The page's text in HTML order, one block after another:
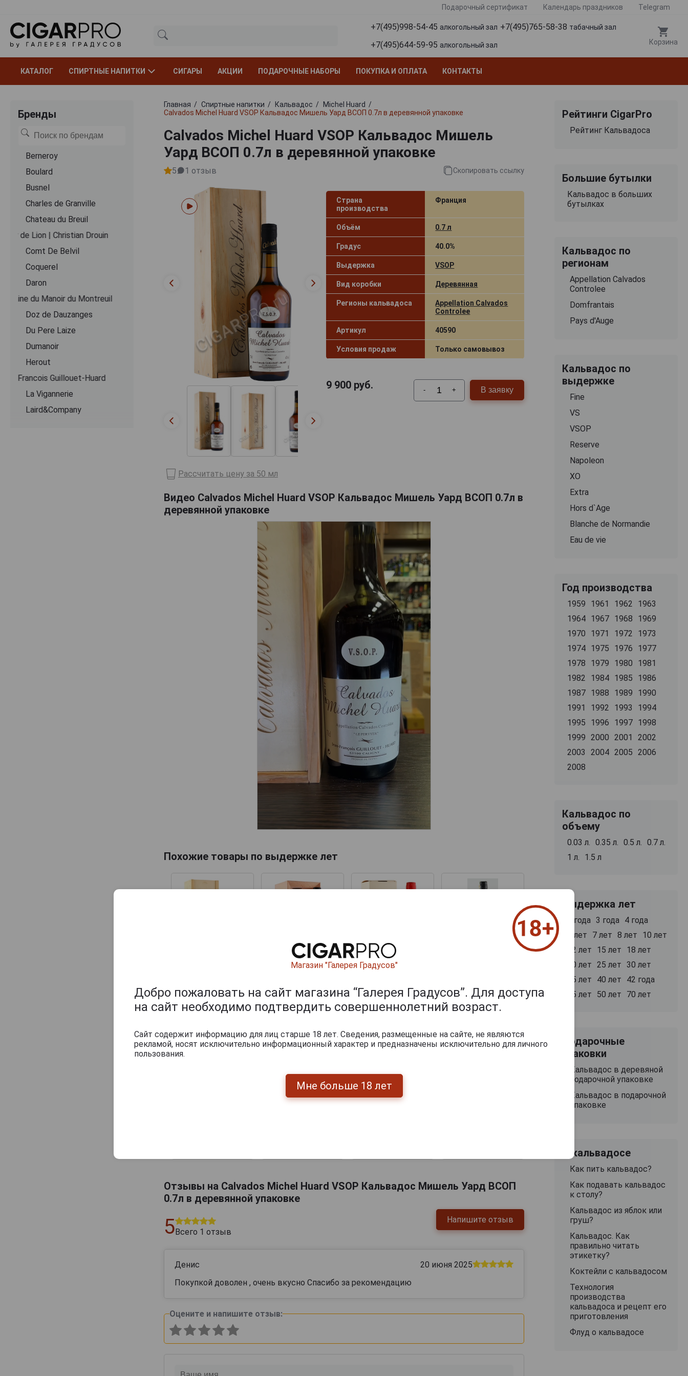
Подарочный сертификат Календарь праздников Telegram
+7(495)998-54-45 алкогольный зал +7(495)765-58-38 табачный зал
+7(495)644-59-95 алкогольный зал Корзина
КАТАЛОГ СПИРТНЫЕ НАПИТКИ СИГАРЫ АКЦИИ ПОДАРОЧНЫЕ НАБОРЫ ПОКУПКА И ОПЛАТА КОНТАКТЫ
Бренды
Berneroy
Boulard
Busnel
Charles de Granville
Chateau du Breuil
Coeur de Lion | Christian Drouin
Comt De Belvil
Coquerel
Daron
Domaine du Manoir du Montreuil
Doz de Dauzanges
Du Pere Laize
Dumanoir
Herout
Jean-Francois Guillouet-Huard
La Vigannerie
Laird&Company
Главная Спиртные напитки Кальвадос
Michel Huard
Calvados Michel Huard VSOP Кальвадос Мишель Уард ВСОП 0.7л в деревянной упаковке
Calvados Michel Huard VSOP Кальвадос Мишель
Уард ВСОП 0.7л в деревянной упаковке
5 1 отзыв Скопировать ссылку
Страна
производства
Франция
Объём 0.7 л
Градус 40.0%
Выдержка VSOP
Вид коробки Деревянная
Регионы кальвадоса
Appellation Calvados
Controlee
Артикул 40590
Условия продаж Только самовывоз
9 900руб. - + В заявку
Рассчитать цену за 50 мл
Видео Calvados Michel Huard VSOP Кальвадос Мишель Уард ВСОП 0.7л в
деревянной упаковке
Похожие товары по выдержке лет
11 748 руб. 48 887 руб.
11 748 руб.
Отзывы на Calvados Michel Huard VSOP Кальвадос Мишель Уард ВСОП
0.7л в деревянной упаковке
5Всего 1 отзыв
Напишите отзыв
Денис
20 июня 2025
Покупкой доволен , очень вкусно Спасибо за рекомендацию
Оцените и напишите отзыв:
Рейтинги CigarPro
Рейтинг Кальвадоса
Большие бутылки
Кальвадос в больших
бутылках
Кальвадос по
регионам
Appellation Calvados
Controlee
Domfrantais
Pays d'Auge
Кальвадос по
выдержке
Fine
VS
VSOP
Reserve
Napoleon
ХО
Extra
Hors d`Age
Blanche de Normandie
Eau de vie
Год производства
1959 1961 1962
1963
1964 1967 1968
1969
1970
1971 1972
1973
1974 1975 1976
1977
1978
1979 1980
1981
1982
1984 1985
1986
1987 1988 1989
1990
1991
1992 1993
1994
1995
1996 1997 1998
1999
2000 2001
2002
2003
2004 2005
2006
2008
Кальвадос по
объему
0.03 л. 0.35 л. 0.5 л.
0.7 л.
1 л.
1.5 л
Выдержка лет
2 года 3 года
4 года
5 лет
7 лет 8 лет
10 лет
12 лет
15 лет
18 лет
20 лет
25 лет 30 лет
35 лет
40 лет
42 года
45 лет
50 лет 70 лет
Подарочные
упаковки
Кальвадос в деревяной
подарочной упаковке
Кальвадос в подарочной
упаковке
О кальвадосе
Как пить кальвадос?
Как подавать кальвадос
к столу?
Кальвадос из яблок или
груш?
Кальвадос. Как
правильно читать
этикетку?
Коктейли с кальвадосом
Технология
производства
кальвадоса и рецепт его
приготовления
Флуд о кальвадосе
Магазин "Галерея Градусов"
Добро пожаловать на сайт магазина “Галерея Градусов”. Для доступа
на сайт необходимо подтвердить совершеннолетний возраст.
Сайт содержит информацию для лиц старше 18 лет. Сведения, размещенные на сайте, не являются
рекламой, носят исключительно информационный характер и предназначены исключительно для личного
пользования.
Мне больше 18 лет